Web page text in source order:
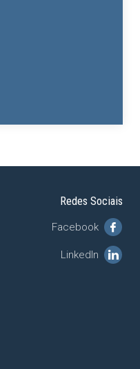
Redes Sociais
Facebook
LinkedIn